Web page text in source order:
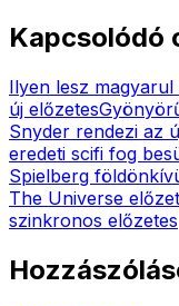
Kapcsolódó
Ilyen lesz magyarul
új előzetes
Snyder rendezi az
eredeti scifi fog
Spielberg
The Universe
szinkronos előzetes